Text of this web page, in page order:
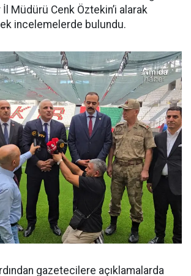
Müdürü Cenk Öztekin’i alarak
incelemelerde bulundu.
gazetecilere açıklamalarda